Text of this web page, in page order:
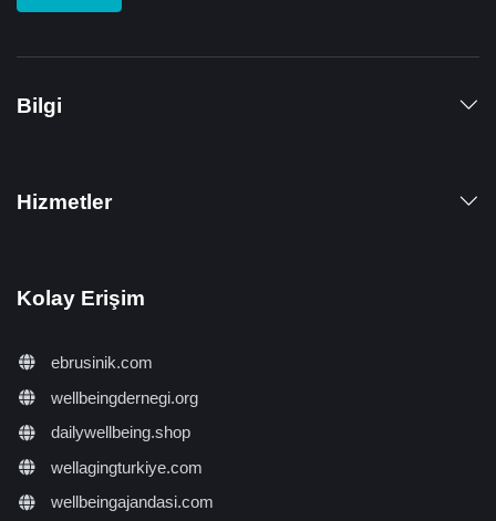
Bilgi
Hizmetler
Kolay Erişim
ebrusinik.com
wellbeingdernegi.org
dailywellbeing.shop
wellagingturkiye.com
wellbeingajandasi.com